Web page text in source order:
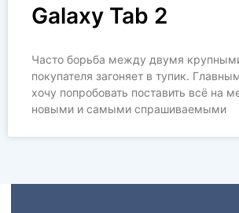
Galaxy Tab 2
Часто борьба между двумя
покупателя загоняет в тупик.
хочу попробовать поставить всё на
новыми и самыми спрашиваемыми